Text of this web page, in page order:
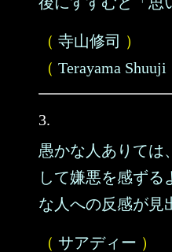
（ 寺山修司 ）
（ Terayama Shuuji
3.
愚かな人ありては
して嫌悪を感ずる
な人への反感が見
（ サアディー ）